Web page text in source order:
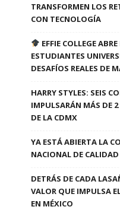
TRANSFORMEN LOS
CON TECNOLOGÍA
EFFIE COLLEGE
ESTUDIANTES
DESAFÍOS REALES DE
HARRY STYLES: SEIS
IMPULSARÁN MÁS DE
DE LA CDMX
YA ESTÁ ABIERTA LA
NACIONAL DE
DETRÁS DE CADA
VALOR QUE IMPULSA
EN MÉXICO